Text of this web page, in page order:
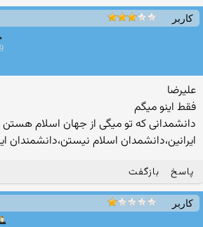
کاربر
علیرضا
فقط اینو میگم
دانشمدانی که تو میگی از جهان اسلام
ایرانین،دانشمدان اسلام نیستن،دانشمندان
پاسخ بازگفت
کاربر